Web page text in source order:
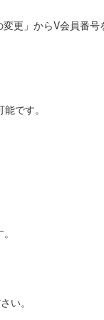
更」からV会員番号
です。
い。